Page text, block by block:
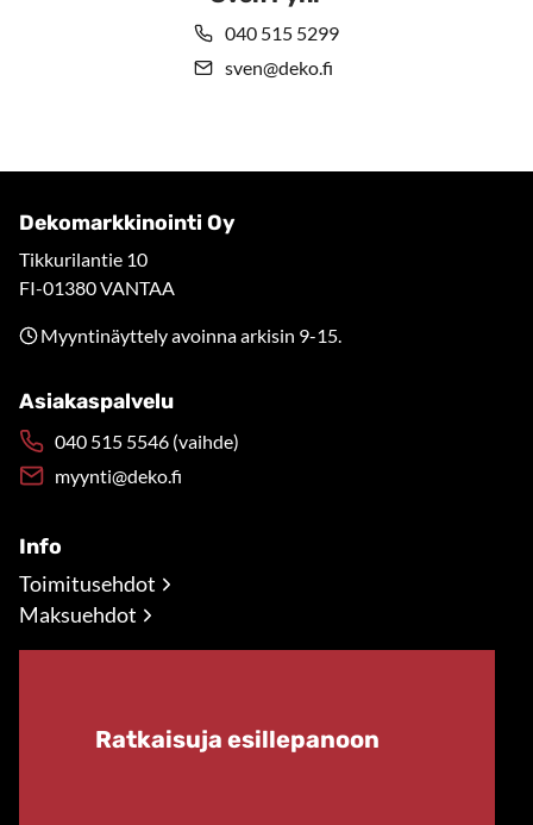
040 515 5299
sven@deko.fi
Dekomarkkinointi Oy
Tikkurilantie 10
FI-01380 VANTAA
Myyntinäyttely avoinna arkisin 9-15.
Asiakaspalvelu
040 515 5546 (vaihde)
myynti@deko.fi
Info
Toimitusehdot
Maksuehdot
Ratkaisuja esillepanoon